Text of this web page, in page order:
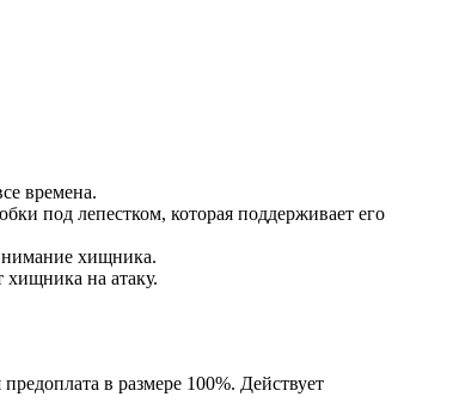
времена.
под лепестком, которая поддерживает его
хищника.
хищника на атаку.
в размере 100%. Действует